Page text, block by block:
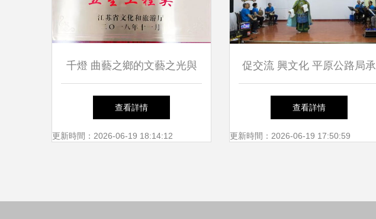
千燈 曲藝之鄉的文藝之光與
惠民情懷
查看詳情
更新時間：2026-06-19 18:14:12
促交流 興文化 平原公路局承
辦縣總工會京劇文化交流活動
側記
查看詳情
更新時間：2026-06-19 17:50:59